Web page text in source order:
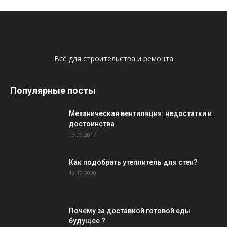
Всё для строительства и ремонта
Популярные посты
Механическая вентиляция: недостатки и
достоинства
03.09.2017
Как подобрать утеплитель для стен?
19.12.2020
Почему за доставкой готовой еды
будущее ?